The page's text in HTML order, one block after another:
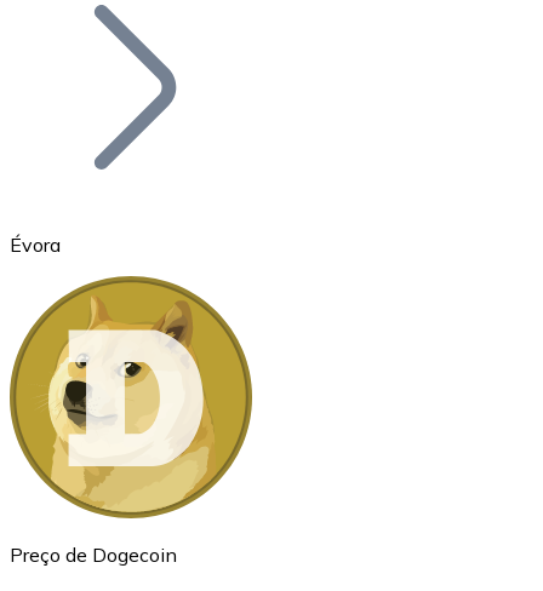
Bitcoin
Ethereum
ETH
Évora
Preço de Dogecoin